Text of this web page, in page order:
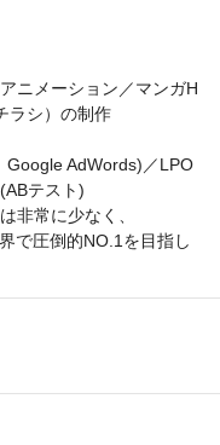
ニメーション／マンガH
ラシ）の制作
Google AdWords)／LPO
テスト)
非常に少なく、
で圧倒的NO.1を目指し